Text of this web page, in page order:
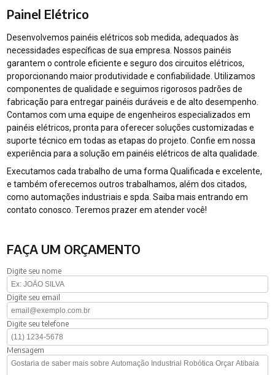
Painel Elétrico
Desenvolvemos painéis elétricos sob medida, adequados às
necessidades específicas de sua empresa. Nossos painéis
garantem o controle eficiente e seguro dos circuitos elétricos,
proporcionando maior produtividade e confiabilidade. Utilizamos
componentes de qualidade e seguimos rigorosos padrões de
fabricação para entregar painéis duráveis e de alto desempenho.
Contamos com uma equipe de engenheiros especializados em
painéis elétricos, pronta para oferecer soluções customizadas e
suporte técnico em todas as etapas do projeto. Confie em nossa
experiência para a solução em painéis elétricos de alta qualidade.
Executamos cada trabalho de uma forma Qualificada e excelente,
e também oferecemos outros trabalhamos, além dos citados,
como automações industriais e spda. Saiba mais entrando em
contato conosco. Teremos prazer em atender você!
FAÇA UM ORÇAMENTO
Digite seu nome
Digite seu email
Digite seu telefone
Mensagem